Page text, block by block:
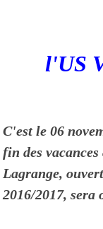
l'US
C'est le 06
fin des
Lagrange,
2016/2017, sera